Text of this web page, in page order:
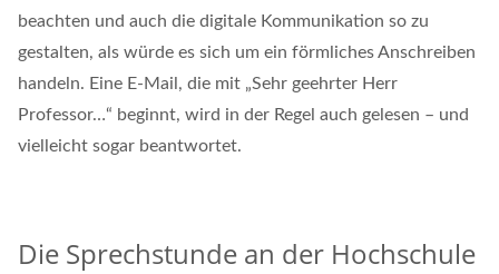
beachten und auch die digitale Kommunikation so zu
gestalten, als würde es sich um ein förmliches Anschreiben
handeln. Eine E-Mail, die mit „Sehr geehrter Herr
Professor…“ beginnt, wird in der Regel auch gelesen – und
vielleicht sogar beantwortet.
Die Sprechstunde an der Hochschule